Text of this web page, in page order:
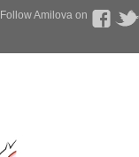
Follow Amilova on